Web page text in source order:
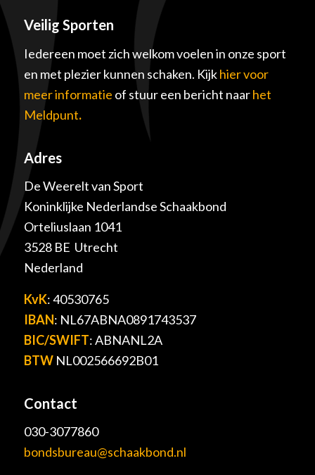
Veilig Sporten
Iedereen moet zich welkom voelen in onze sport
en met plezier kunnen schaken. Kijkhier voor
meer informatie of stuur een bericht naarhet
Meldpunt.
Adres
De Weerelt van Sport
Koninklijke Nederlandse Schaakbond
Orteliuslaan 1041
3528 BE Utrecht
Nederland
KvK: 40530765
IBAN: NL67ABNA0891743537
BIC/SWIFT: ABNANL2A
BTWNL002566692B01
Contact
030-3077860
bondsbureau@schaakbond.nl